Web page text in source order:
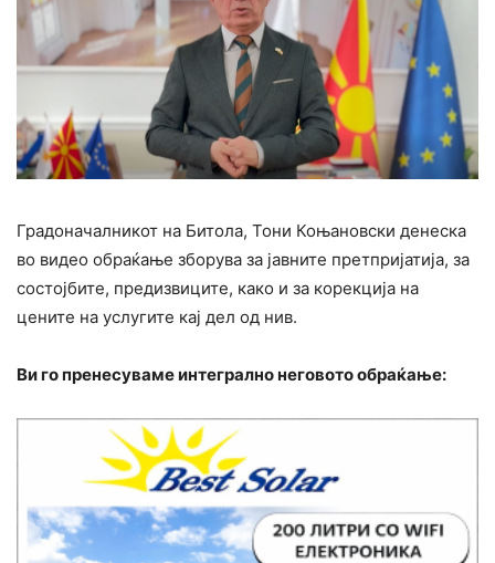
Градоначалникот на Битола, Тони Коњановски денеска
во видео обраќање зборува за јавните претпријатија, за
состојбите, предизвиците, како и за корекција на
цените на услугите кај дел од нив.
Ви го пренесуваме интегрално неговото обраќање: